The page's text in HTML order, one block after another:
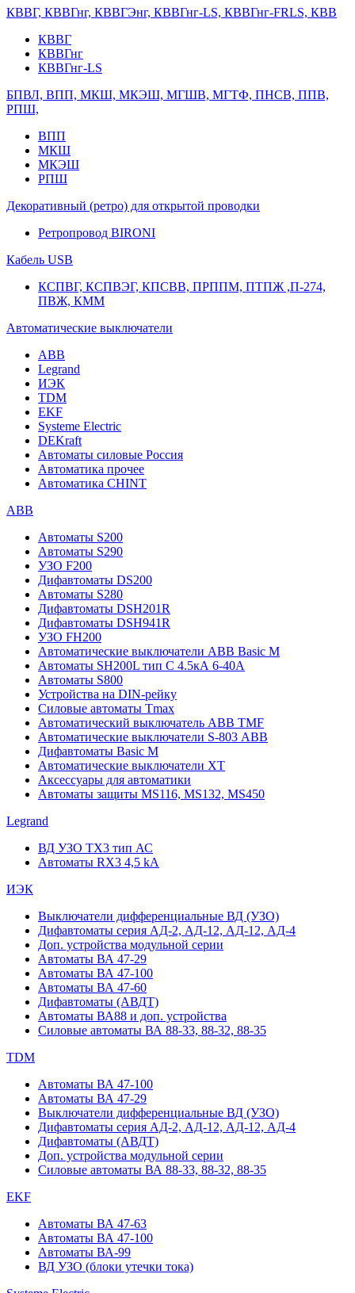
КВВГ, КВВГнг, КВВГЭнг, КВВГнг-LS, КВВГнг-FRLS, КВВ
КВВГ
КВВГнг
КВВГнг-LS
БПВЛ, ВПП, МКШ, МКЭШ, МГШВ, МГТФ, ПНСВ, ППВ,
РПШ,
ВПП
МКШ
МКЭШ
РПШ
Декоративный (ретро) для открытой проводки
Ретропровод BIRONI
Кабель USB
КСПВГ, КСПВЭГ, КПСВВ, ПРППМ, ПТПЖ ,П-274,
ПВЖ, КММ
Автоматические выключатели
ABB
Legrand
ИЭК
TDM
EKF
Systeme Electric
DEKraft
Автоматы силовые Россия
Автоматика прочее
Автоматика CHINT
ABB
Автоматы S200
Автоматы S290
УЗО F200
Дифавтоматы DS200
Автоматы S280
Дифавтоматы DSH201R
Дифавтоматы DSH941R
УЗО FH200
Автоматические выключатели ABB Basic M
Автоматы SH200L тип С 4.5кА 6-40А
Автоматы S800
Устройства на DIN-рейку
Силовые автоматы Tmax
Автоматический выключатель ABB TMF
Автоматические выключатели S-803 АВВ
Дифавтоматы Basic M
Автоматические выключатели XT
Аксессуары для автоматики
Автоматы защиты MS116, MS132, MS450
Legrand
ВД УЗО TX3 тип АС
Автоматы RX3 4,5 kA
ИЭК
Выключатели дифференциальные ВД (УЗО)
Дифавтоматы серия АД-2, АД-12, АД-12, АД-4
Доп. устройства модульной серии
Автоматы ВА 47-29
Автоматы ВА 47-100
Автоматы ВА 47-60
Дифавтоматы (АВДТ)
Автоматы ВА88 и доп. устройства
Силовые автоматы ВА 88-33, 88-32, 88-35
TDM
Автоматы ВА 47-100
Автоматы ВА 47-29
Выключатели дифференциальные ВД (УЗО)
Дифавтоматы серия АД-2, АД-12, АД-12, АД-4
Дифавтоматы (АВДТ)
Доп. устройства модульной серии
Силовые автоматы ВА 88-33, 88-32, 88-35
EKF
Автоматы ВА 47-63
Автоматы ВА 47-100
Автоматы ВА-99
ВД УЗО (блоки утечки тока)